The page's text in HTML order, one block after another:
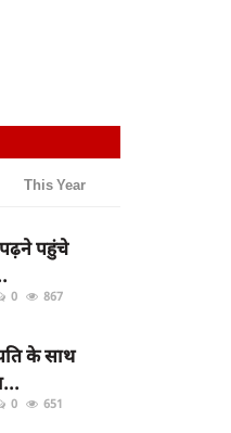
This Year
पढ़ने पहुंचे
0 867
के साथ
0 651